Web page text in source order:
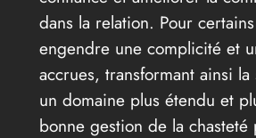
dans la relation. Pour
engendre une complicité et
accrues, transformant ainsi la
un domaine plus étendu et
bonne gestion de la chasteté